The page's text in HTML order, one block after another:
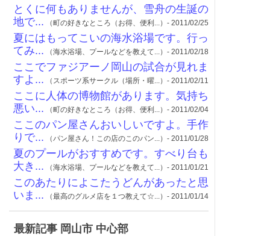
とくに何もありませんが、雪舟の生誕の
地で... （町の好きなところ（お得、便利...）- 2011/02/25
夏にはもってこいの海水浴場です。行っ
てみ... （海水浴場、プールなどを教えて...）- 2011/02/18
ここでファジアーノ岡山の試合が見れま
すよ... （スポーツ系サークル（場所・曜...）- 2011/02/11
ここに人体の博物館があります。気持ち
悪い... （町の好きなところ（お得、便利...）- 2011/02/04
ここのパン屋さんおいしいですよ。手作
りで... （パン屋さん！この店のこのパン...）- 2011/01/28
夏のプールがおすすめです。すべり台も
大き... （海水浴場、プールなどを教えて...）- 2011/01/21
このあたりによこたうどんがあったと思
いま... （最高のグルメ店を１つ教えて☆...）- 2011/01/14
最新記事 岡山市 中心部